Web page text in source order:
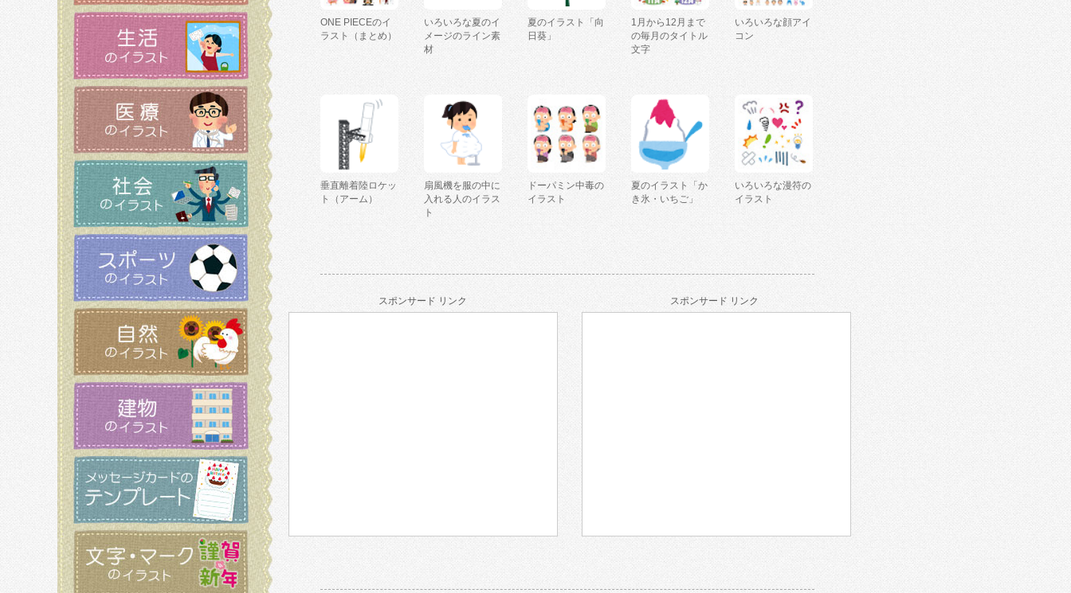
ONE PIECEのイ
ラスト（まとめ）
いろいろな夏のイ
メージのライン素
材
夏のイラスト「向
日葵」
1月から12月まで
の毎月のタイトル
文字
いろいろな顔アイ
コン
垂直離着陸ロケッ
ト（アーム）
扇風機を服の中に
入れる人のイラス
ト
ドーパミン中毒の
イラスト
夏のイラスト「か
き氷・いちご」
いろいろな漫符の
イラスト
スポンサード リンク スポンサード リンク